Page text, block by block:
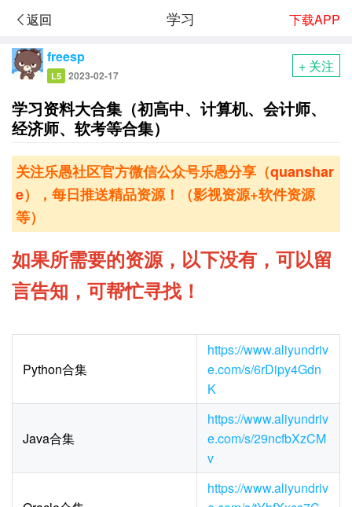
返回 学习 下载APP
freesp
L5 2023-02-17
+ 关注
学习资料大合集（初高中、计算机、会计师、
经济师、软考等合集）
关注乐愚社区官方微信公众号乐愚分享（quanshar
e），每日推送精品资源！（影视资源+软件资源
等）
如果所需要的资源，以下没有，可以留
言告知，可帮忙寻找！
Python合集
https://www.aliyundriv
e.com/s/6rDipy4Gdn
K
Java合集
https://www.aliyundriv
e.com/s/29ncfbXzCM
v
https://www.aliyundriv